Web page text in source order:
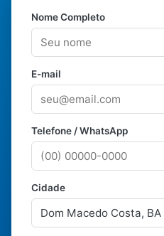
Nome Completo
E-mail
Telefone / WhatsApp
Cidade